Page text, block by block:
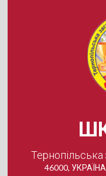
46000,